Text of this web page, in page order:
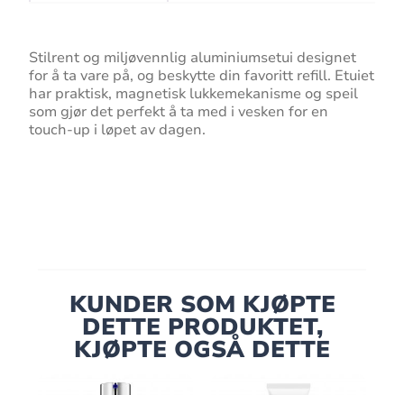
Stilrent og miljøvennlig aluminiumsetui designet
for å ta vare på, og beskytte din favoritt refill. Etuiet
har praktisk, magnetisk lukkemekanisme og speil
som gjør det perfekt å ta med i vesken for en
touch-up i løpet av dagen.
KUNDER SOM KJØPTE
DETTE PRODUKTET,
KJØPTE OGSÅ DETTE